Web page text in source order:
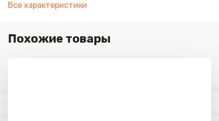
Все характеристики
Похожие товары